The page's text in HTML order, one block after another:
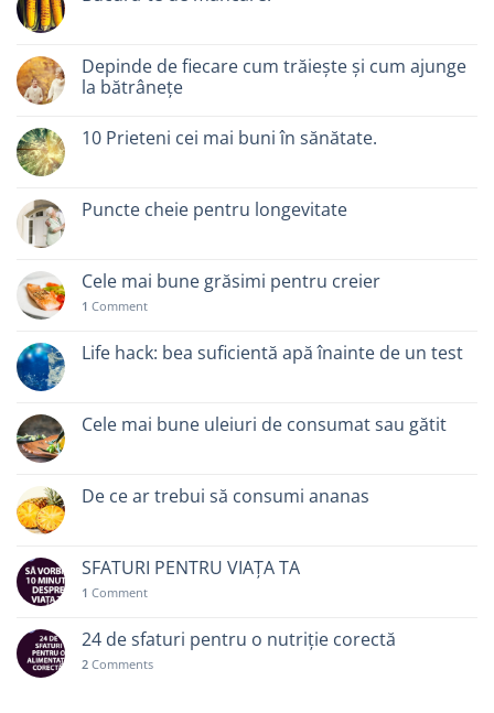
Depinde de fiecare cum trăiește și cum ajunge
la bătrânețe
10 Prieteni cei mai buni în sănătate.
Puncte cheie pentru longevitate
Cele mai bune grăsimi pentru creier
1 Comment
Life hack: bea suficientă apă înainte de un test
Cele mai bune uleiuri de consumat sau gătit
De ce ar trebui să consumi ananas
SFATURI PENTRU VIAȚA TA
1 Comment
24 de sfaturi pentru o nutriție corectă
2 Comments